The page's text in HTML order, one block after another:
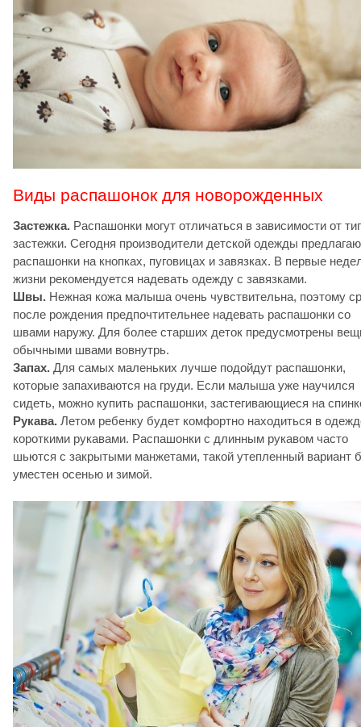
Виды распашонок для новорожденных
Застежка. Распашонки могут отличаться в зависимости от
застежки. Сегодня производители детской одежды
распашонки на кнопках, пуговицах и завязках. В первые
жизни рекомендуется надевать одежду с завязками.
Швы. Нежная кожа малыша очень чувствительна, поэтому
после рождения предпочтительнее надевать распашонки со
швами наружу. Для более старших деток предусмотрены
обычными швами вовнутрь.
Запах. Для самых маленьких лучше подойдут распашонки,
которые запахиваются на груди. Если малыша уже научился
сидеть, можно купить распашонки, застегивающиеся на
Рукава. Летом ребенку будет комфортно находиться в
короткими рукавами. Распашонки с длинным рукавом часто
шьются с закрытыми манжетами, такой утепленный вариант
уместен осенью и зимой.